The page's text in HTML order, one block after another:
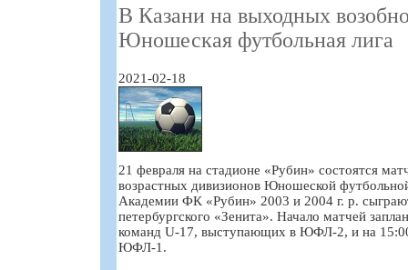
В Казани на выходных
Юношеская футбольная лига
2021-02-18
21 февраля на стадионе «Рубин» состоятся
возрастных дивизионов Юношеской
Академии ФК «Рубин» 2003 и 2004 г. р.
петербургского «Зенита». Начало матчей
команд U-17, выступающих в ЮФЛ-2, и на
ЮФЛ-1.